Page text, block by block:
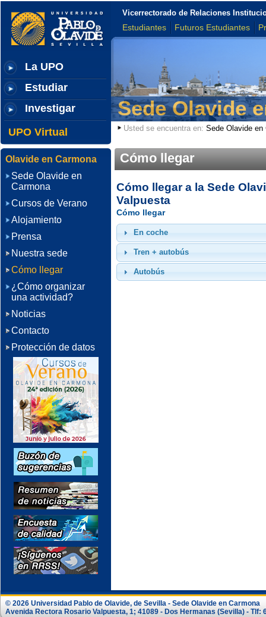
La UPO
Estudiar
Investigar
UPO Virtual
Vicerrectorado de Relaciones
Estudiantes Futuros Estudiantes
Sede Olavide
Usted se encuentra en: Sede Olavide en
Cómo llegar
Cómo llegar a la Sede
Valpuesta
Cómo llegar
En coche
Tren + autobús
Autobús
Olavide en Carmona
Sede Olavide en
Carmona
Cursos de Verano
Alojamiento
Prensa
Nuestra sede
Cómo llegar
¿Cómo organizar
una actividad?
Noticias
Contacto
Protección de datos
© 2026 Universidad Pablo de Olavide, de Sevilla - Sede Olavide en Carmona
Avenida Rectora Rosario Valpuesta, 1; 41089 - Dos Hermanas (Sevilla) - Tlf: